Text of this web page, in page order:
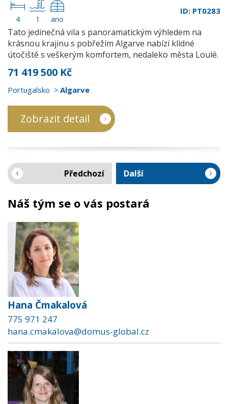
4 1 ano
ID: PT0283
Tato jedinečná vila s panoramatickým výhledem na
krásnou krajinu s pobřežím Algarve nabízí klidné
útočiště s veškerým komfortem, nedaleko města Loulé.
71 419 500 Kč
Portugalsko Algarve
Zobrazit detail
Předchozí Další
Náš tým se o vás postará
Hana Čmakalová
775 971 247
hana.cmakalova@domus-global.cz